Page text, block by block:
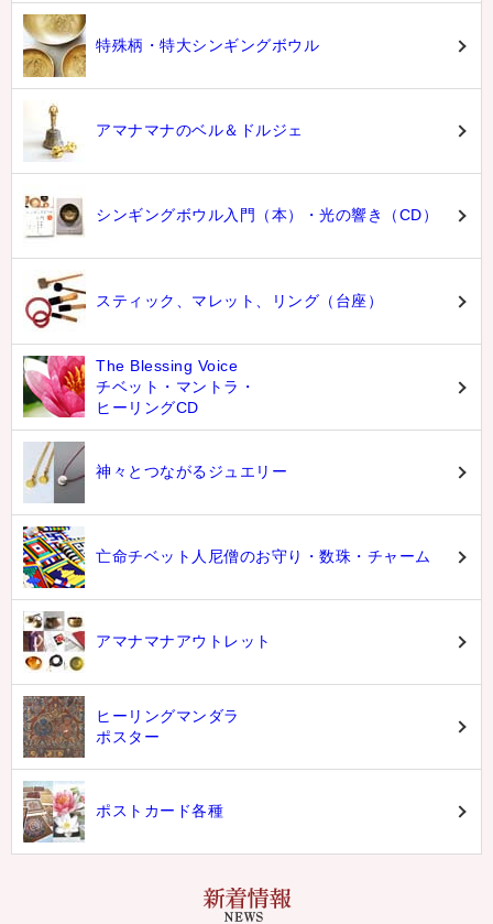
特殊柄・特大シンギングボウル
アマナマナのベル＆ドルジェ
シンギングボウル入門（本）・光の響き（CD）
スティック、マレット、リング（台座）
The Blessing Voice
チベット・マントラ・
ヒーリングCD
神々とつながるジュエリー
亡命チベット人尼僧のお守り・数珠・チャーム
アマナマナアウトレット
ヒーリングマンダラ
ポスター
ポストカード各種